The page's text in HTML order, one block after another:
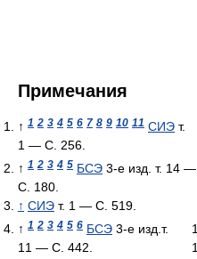
Примечания
↑ 1 2 3 4 5 6 7 8 9 10 11 СИЭ т.
1 — С. 256.
↑ 1 2 3 4 5 БСЭ 3-е изд. т. 14 —
С. 180.
↑ СИЭ т. 1 — С. 519.
↑ 1 2 3 4 5 6 БСЭ 3-е изд.т.
11 — С. 442.